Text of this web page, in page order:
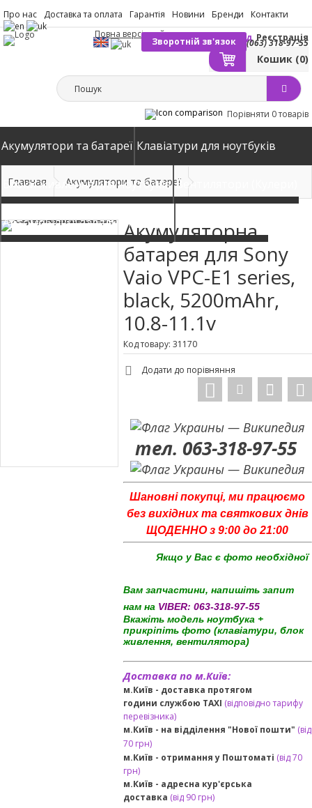
Про нас Доставка та оплата Гарантія Новини Бренди Контакти
(063) 318-97-55
Зворотній зв'язокВхід Реєстрація
Кошик (0)
Повна версія сайту
Порівняти 0 товарів
Акумулятори та батареї Клавіатури для ноутбуків
Блоки живлення для ноутбуків Вентилятори (Кулери)
Автомобільні зарядні пристрої
Главная Акумулятори та батареї
Акумуляторна
батарея для Sony
Vaio VPC-E1 series,
black, 5200mAhr,
10.8-11.1v
Код товару: 31170
Додати до порівняння
тел. 063-318-97-55
Шановні покупці, ми працюємо
без вихідних та святкових днів
ЩОДЕННО з 9:00 до 21:00
Якщо у Вас є фото необхідної
Вам запчастини, напишіть запит
нам на VIBER: 063-318-97-55
Вкажіть модель ноутбука +
прикріпіть фото (клавіатури, блок
живлення, вентилятора)
Доставка по м.Київ:
м.Київ - доставка протягом
години службою TAXI (відповідно тарифу
перевізника)
м.Київ - на відділення "Нової пошти" (від
70 грн)
м.Київ - отримання у Поштоматі (від 70
грн)
м.Київ - адресна кур'єрська
доставка (від90 грн)